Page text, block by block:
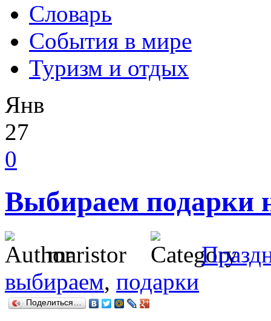
Словарь
События в мире
Туризм и отдых
Янв
27
0
Выбираем подарки
maristor
выбираем, подарки
Поделиться…